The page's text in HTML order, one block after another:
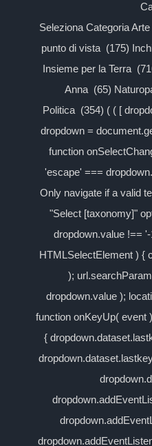
Seleziona Categoria
punto di vista (175)
Insieme per la Terra
Anna (65)
Politica (354) ( ( [
dropdown =
function
'escape' ===
Only navigate if a valid
"Select [taxonomy]"
dropdown.value !==
HTMLSelectElement ) {
);
dropdown.value );
function onKeyUp( event
{